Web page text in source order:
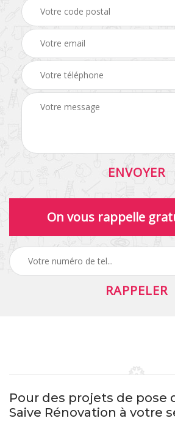
On vous rappelle
Pour des projets de pose
Saive Rénovation à votre